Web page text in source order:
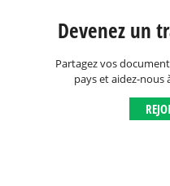
Devenez un
Partagez vos
pays et aidez-nous